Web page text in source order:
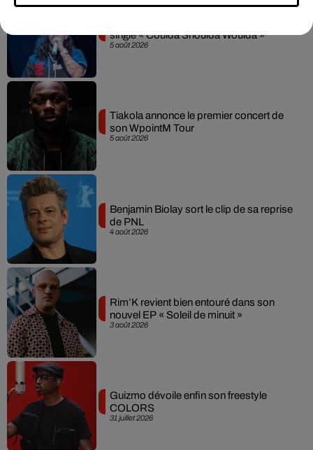
5 août 2026
single « Coulda Shoulda Woulda »
5 août 2026
Tiakola annonce le premier concert de
son WpointM Tour
4 août 2026
Benjamin Biolay sort le clip de sa reprise
de PNL
3 août 2026
Rim’K revient bien entouré dans son
nouvel EP « Soleil de minuit »
31 juillet 2026
Guizmo dévoile enfin son freestyle
COLORS